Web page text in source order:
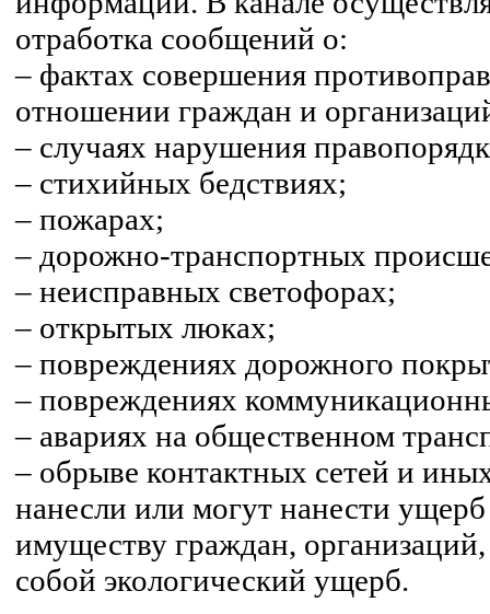
отработка сообщений о:
– фактах совершения
отношении граждан и
– случаях нарушения
– стихийных бедствиях;
– пожарах;
– дорожно-транспортных
– неисправных светофорах;
– открытых люках;
– повреждениях дорожного
– повреждениях
– авариях на общественном
– обрыве контактных сетей и
нанесли или могут нанести
имуществу граждан, организаций,
собой экологический ущерб.